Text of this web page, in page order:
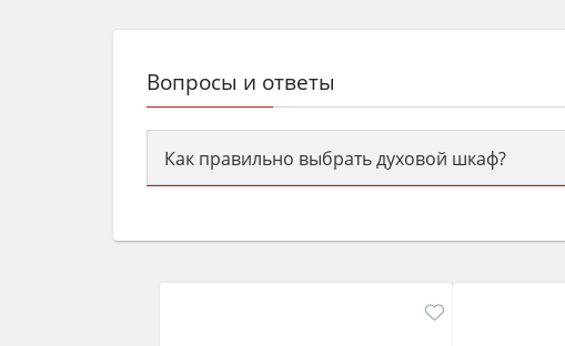
Вопросы и ответы
Как правильно выбрать духовой шкаф?
семьи, класс энергопотребления не ниже A